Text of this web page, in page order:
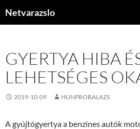
Netvarazslo
GYERTYA HIBA
LEHETSÉGES
2019-10-09 HUNPROBALAZS
A gyújtógyertya a benzines autók